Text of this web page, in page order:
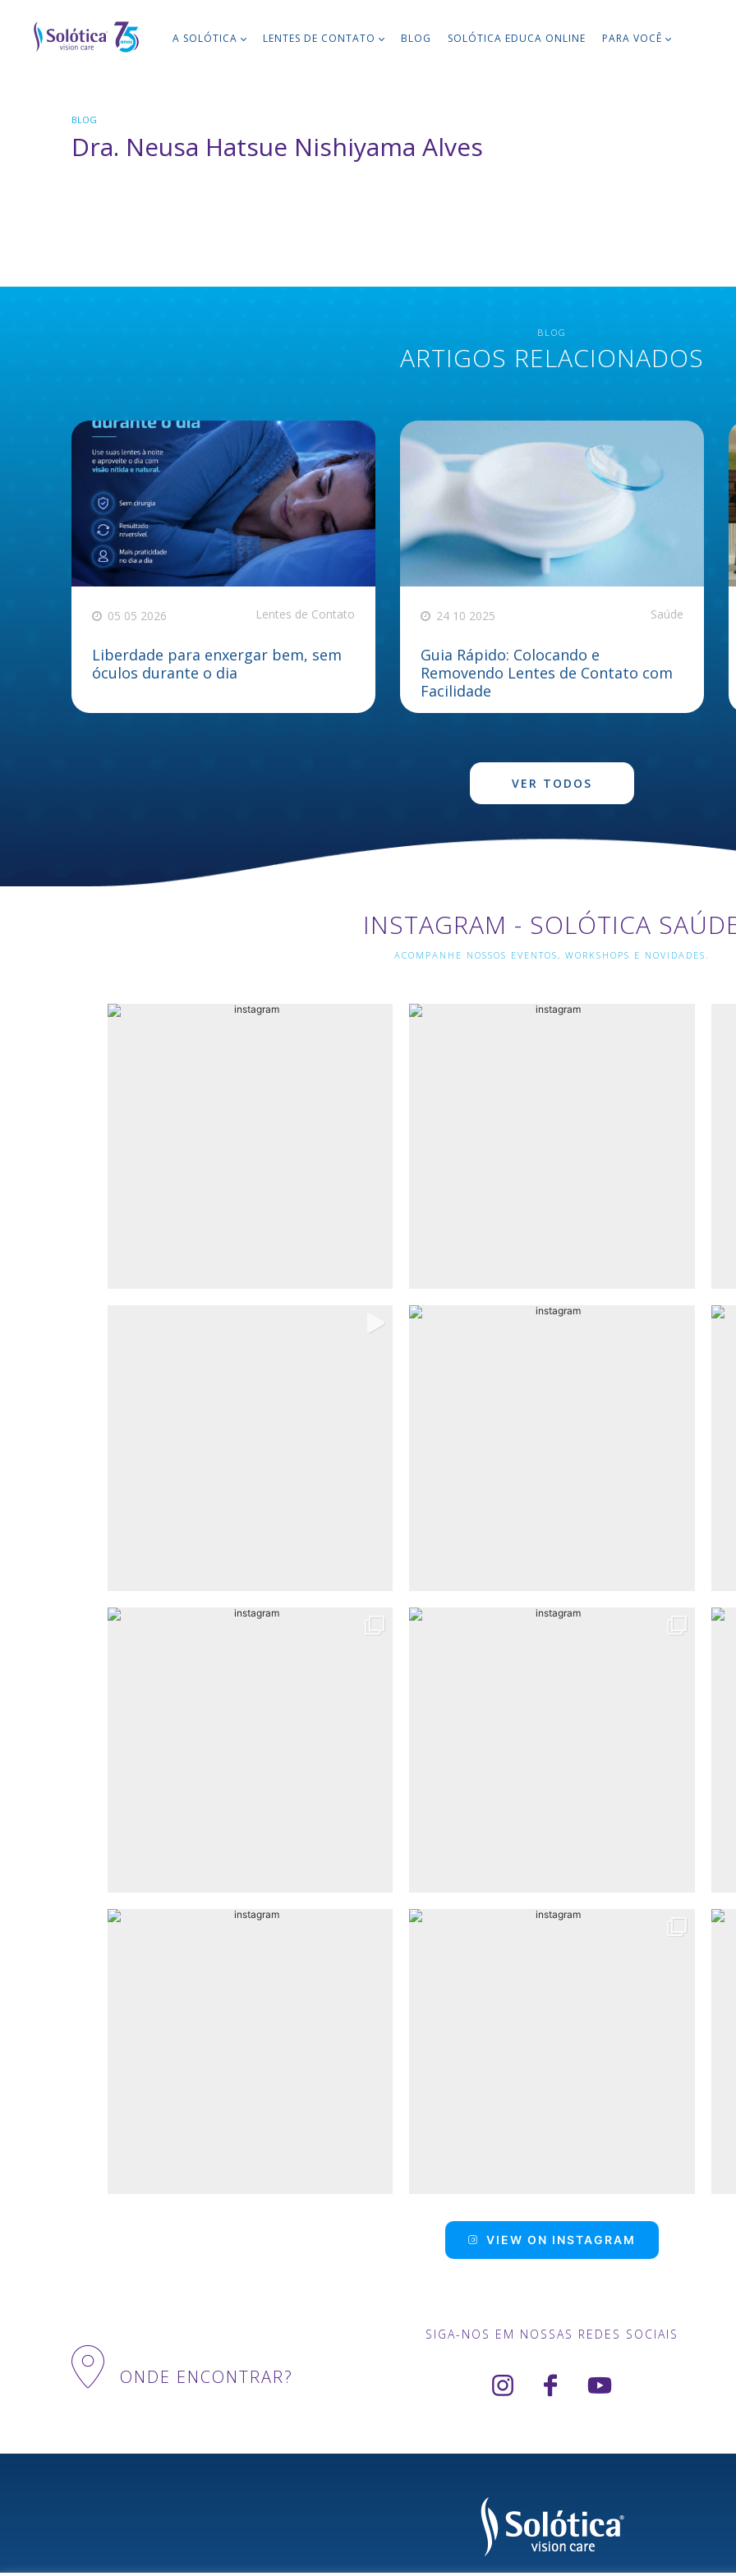
A SOLÓTICA LENTES DE CONTATO BLOG SOLÓTICA EDUCA ONLINE PARA VOCÊ
BLOG
Dra. Neusa Hatsue Nishiyama Alves
BLOG
ARTIGOS RELACIONADOS
05 05 2026 Lentes de Contato
Liberdade para enxergar bem, sem
óculos durante o dia
24 10 2025 Saúde
Guia Rápido: Colocando e
Removendo Lentes de Contato com
Facilidade
VER TODOS
INSTAGRAM - SOLÓTICA
ACOMPANHE NOSSOS EVENTOS, WORKSHOPS E NOVIDADES.
VIEW ON INSTAGRAM
ONDE ENCONTRAR?
SIGA-NOS EM NOSSAS REDES SOCIAIS